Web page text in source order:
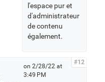
l'espace pur et
d'administrateur
de contenu
également.
on 2/28/22 at
3:49 PM
#12